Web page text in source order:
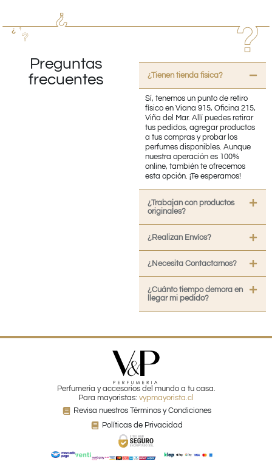
Preguntas
frecuentes
¿Tienen tienda fisica?
Sí, tenemos un punto de retiro
físico en Viana 915, Oficina 215,
Viña del Mar. Allí puedes retirar
tus pedidos, agregar productos
a tus compras y probar los
perfumes disponibles. Aunque
nuestra operación es 100%
online, también te ofrecemos
esta opción. ¡Te esperamos!
¿Trabajan con productos
originales?
¿Realizan Envíos?
¿Necesita Contactarnos?
¿Cuánto tiempo demora en
llegar mi pedido?
Perfumería y accesorios del mundo a tu casa.
Para mayoristas: vypmayorista.cl
Revisa nuestros Términos y Condiciones
Políticas de Privacidad